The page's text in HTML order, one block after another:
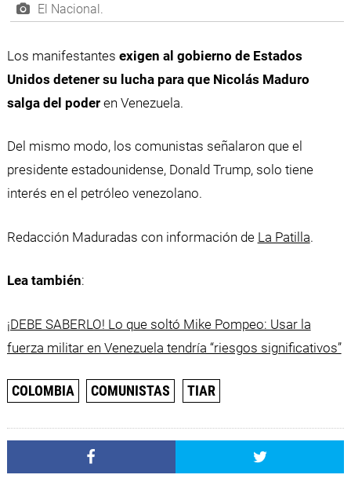
El Nacional.
Los manifestantes exigen al gobierno de Estados
Unidos detener su lucha para que Nicolás Maduro
salga del poderen Venezuela.
Del mismo modo, los comunistas señalaron que el
presidente estadounidense, Donald Trump, solo tiene
interés en el petróleo venezolano.
Redacción Maduradas con información de La Patilla.
Lea también:
¡DEBE SABERLO! Lo que soltó Mike Pompeo: Usar la
fuerza militar en Venezuela tendría “riesgos significativos”
COLOMBIA COMUNISTAS TIAR